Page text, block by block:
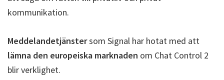
kommunikation.
Meddelandetjänstersom Signal har hotat med att
lämna den europeiska marknaden om Chat Control 2
blir verklighet.